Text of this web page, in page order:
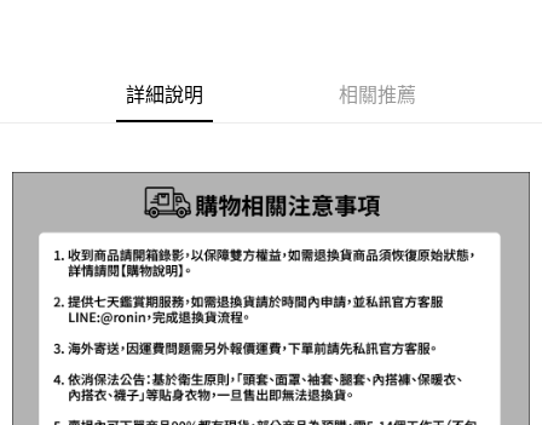
由本公司與您本人進行分期帳單所需資料之確認、核對及更正。
客戶支援中心」https://netprotections.freshdesk.com/support/home
易，需依本服務之必要範圍內提供個人資料，並將交易相關給付款項請求債
權轉讓予恩沛科技股份有限公司。
２．關於個人資料處理事宜，請瀏覽以下網址：
https://aftee.tw/terms/#terms3
３．未成年的使用者請事先徵得法定代理人或監護人之同意方可使用
「AFTEE先享後付」，若未經同意申辦者引起之損失，本公司不負相關責
４．使用「AFTEE先享後付」時，將依據個別帳號之用戶狀況，依本公司即
請求用戶進行身份認證。
５．嚴禁一人註冊多個帳號或使用他人資訊註冊。若發現惡意使用之情形，
付款後7-11取貨
一般宅配（門市自取請勿下單，請聯繫客服）
每筆NT$100，滿NT$2,000(含以上)免運費
離島一般宅配
詳細說明 相關推薦